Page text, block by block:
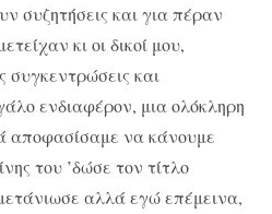
συζητήσεις και για πέραν
κι οι δικοί μου,
συγκεντρώσεις και
ενδιαφέρον, μια ολόκληρη
αποφασίσαμε να κάνουμε
του ’δώσε τον τίτλο
αλλά εγώ επέμεινα,